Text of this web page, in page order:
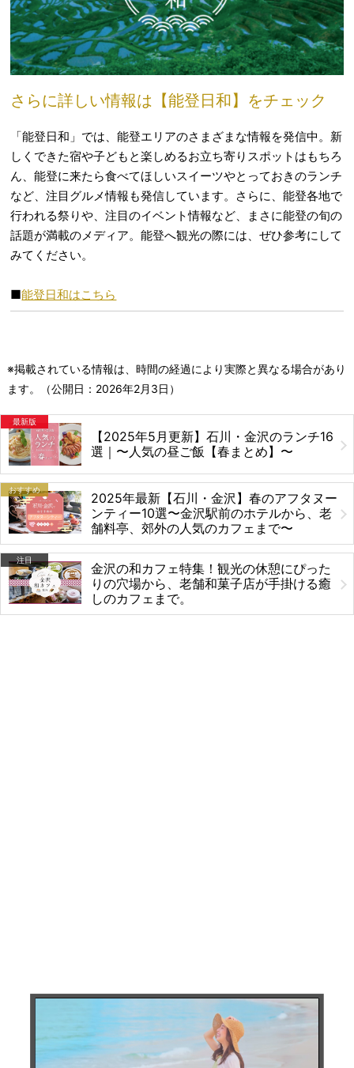
さらに詳しい情報は【能登日和】をチェック
「能登日和」では、能登エリアのさまざまな情報を発信中。新
しくできた宿や子どもと楽しめるお立ち寄りスポットはもちろ
ん、能登に来たら食べてほしいスイーツやとっておきのランチ
など、注目グルメ情報も発信しています。さらに、能登各地で
行われる祭りや、注目のイベント情報など、まさに能登の旬の
話題が満載のメディア。能登へ観光の際には、ぜひ参考にして
みてください。
■能登日和はこちら
※掲載されている情報は、時間の経過により実際と異なる場合があり
ます。（公開日： 2026年2月3日 ）
最新版
【2025年5月更新】石川・金沢のランチ16
選｜〜人気の昼ご飯【春まとめ】〜
おすすめ
2025年最新【石川・金沢】春のアフタヌー
ンティー10選〜金沢駅前のホテルから、老
舗料亭、郊外の人気のカフェまで〜
注目
金沢の和カフェ特集！観光の休憩にぴった
りの穴場から、老舗和菓子店が手掛ける癒
しのカフェまで。